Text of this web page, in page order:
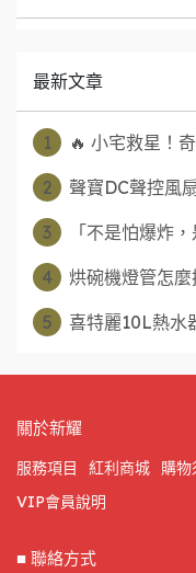
最新文章
1 🔥 小宅救星！
2 聲寶DC聲控風
3 「不是怕爆炸
4 烘碗機燈管怎
5 喜特麗10L熱水
關於新耀
服務項目 紅利商城 購物
VIP會員說明
■ 聯絡方式